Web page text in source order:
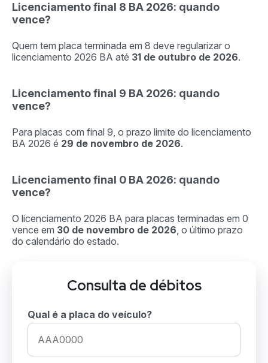
Licenciamento final 8 BA 2026: quando
vence?
Quem tem placa terminada em 8 deve regularizar o
licenciamento 2026 BA até 31 de outubro de 2026.
Licenciamento final 9 BA 2026: quando
vence?
Para placas com final 9, o prazo limite do licenciamento
BA 2026 é 29 de novembro de 2026.
Licenciamento final 0 BA 2026: quando
vence?
O licenciamento 2026 BA para placas terminadas em 0
vence em 30 de novembro de 2026, o último prazo
do calendário do estado.
Consulta de débitos
Qual é a placa do veículo?